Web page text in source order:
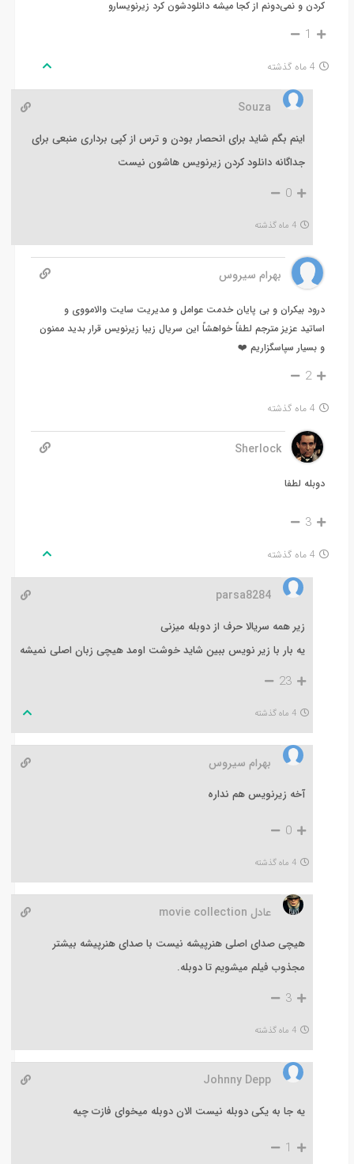
کردن و نمی‌دونم از کجا میشه دانلودشون کرد زیرنویسارو
1
4 ماه گذشته
Souza
اینم بگم شاید برای انحصار بودن و ترس از کپی برداری منبعی برای
جداگانه دانلود کردن زیرنویس هاشون نیست
0
4 ماه گذشته
بهرام سیروس
درود بیکران و بی پایان خدمت عوامل و مدیریت سایت والامووی و
اساتید عزیز مترجم لطفاً خواهشاً این سریال زیبا زیرنویس قرار بدید ممنون
و بسیار سپاسگزاریم ❤️
2
4 ماه گذشته
Sherlock
دوبله لطفا
3
4 ماه گذشته
parsa8284
زیر همه سریالا حرف از دوبله میزنی
یه بار با زیر نویس ببین شاید خوشت اومد هیچی زبان اصلی نمیشه
23
4 ماه گذشته
بهرام سیروس
آخه زیرنویس هم نداره
0
4 ماه گذشته
عادل movie collection
هیچی صدای اصلی هنرپیشه نیست با صدای هنرپیشه بیشتر
مجذوب فیلم میشویم تا دوبله.
3
4 ماه گذشته
Johnny Depp
یه جا به یکی دوبله نیست الان دوبله میخوای فازت چیه
1